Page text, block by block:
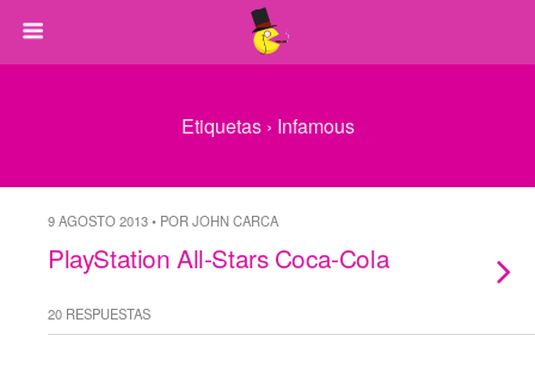
Etiquetas › Infamous
9 AGOSTO 2013 • POR JOHN CARCA
PlayStation All-Stars Coca-Cola
20 RESPUESTAS